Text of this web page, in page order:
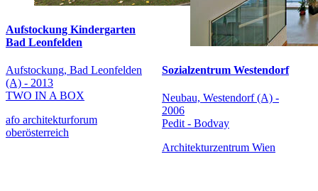
Aufstockung Kindergarten
Bad Leonfelden
Aufstockung, Bad Leonfelden
(A) - 2013
TWO IN A BOX
afo architekturforum
oberösterreich
Sozialzentrum Westendorf
Neubau, Westendorf (A) -
2006
Pedit - Bodvay
Architekturzentrum Wien